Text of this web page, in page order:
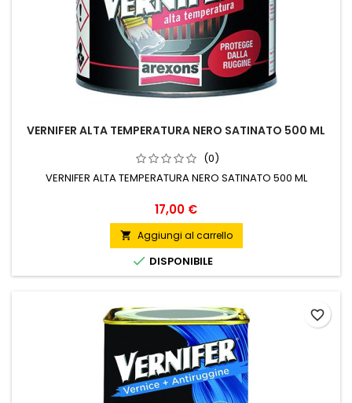
VERNIFER ALTA TEMPERATURA NERO SATINATO 500 ML
(0)
VERNIFER ALTA TEMPERATURA NERO SATINATO 500 ML
Prezzo
17,00 €
 Aggiungi al carrello
 DISPONIBILE
favorite_border